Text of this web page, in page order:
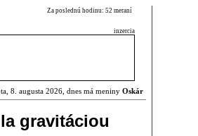
Za poslednú hodinu: 52 meraní
inzercia
8. augusta 2026, dnes má meniny Oskár
gravitáciou